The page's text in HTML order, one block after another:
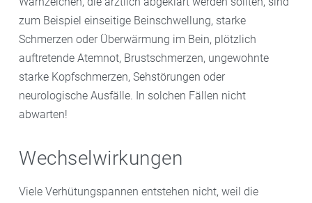
zum Beispiel einseitige Beinschwellung, starke
Schmerzen oder Überwärmung im Bein, plötzlich
auftretende Atemnot, Brustschmerzen, ungewohnte
starke Kopfschmerzen, Sehstörungen oder
neurologische Ausfälle. In solchen Fällen nicht
abwarten!
Wechselwirkungen
Viele Verhütungspannen entstehen nicht, weil die